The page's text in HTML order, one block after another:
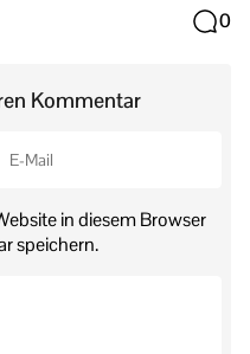
0
Kommentar
in diesem Browser
speichern.